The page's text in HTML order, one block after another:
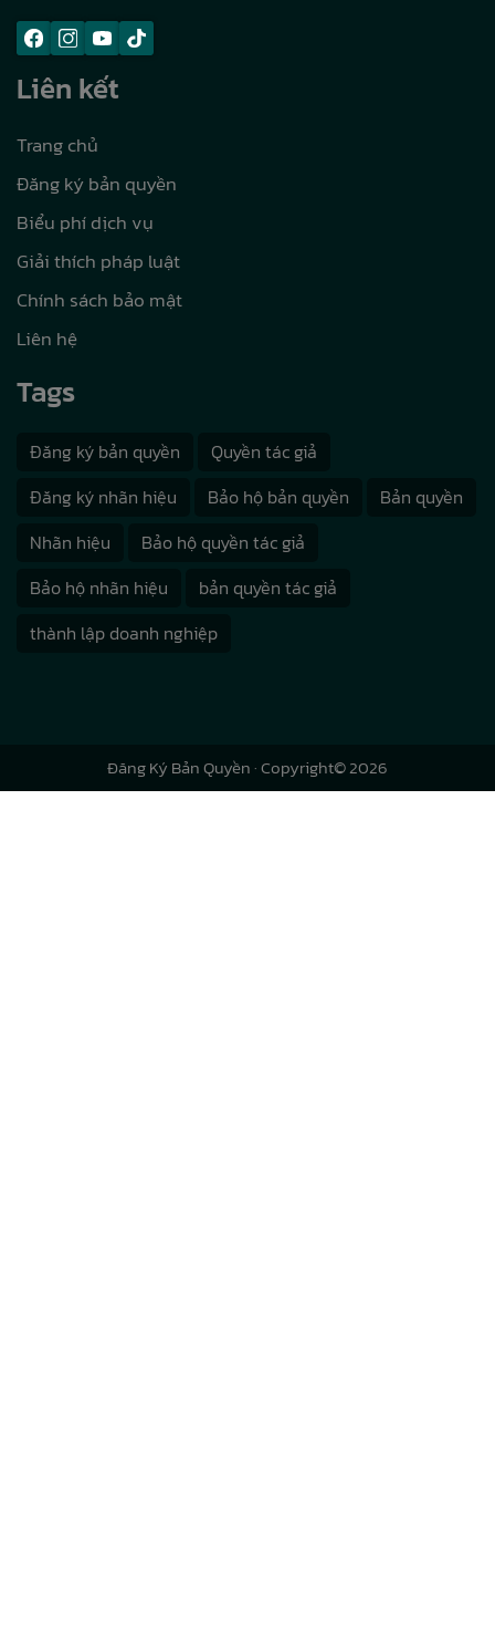
Liên kết
Trang chủ
Đăng ký bản quyền
Biểu phí dịch vụ
Giải thích pháp luật
Chính sách bảo mật
Liên hệ
Tags
Đăng ký bản quyền
Quyền tác giả
Đăng ký nhãn hiệu
Bảo hộ bản quyền
Bản quyền
Nhãn hiệu
Bảo hộ quyền tác giả
Bảo hộ nhãn hiệu
bản quyền tác giả
thành lập doanh nghiệp
Đăng Ký Bản Quyền· Copyright© 2026